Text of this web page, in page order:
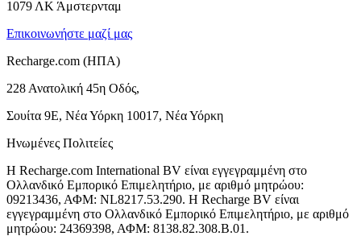
1079 ΛΚ Άμστερνταμ
Επικοινωνήστε μαζί μας
Recharge.com (ΗΠΑ)
228 Ανατολική 45η Οδός,
Σουίτα 9Ε, Νέα Υόρκη 10017, Νέα Υόρκη
Ηνωμένες Πολιτείες
Η Recharge.com International BV είναι εγγεγραμμένη στο
Ολλανδικό Εμπορικό Επιμελητήριο, με αριθμό μητρώου:
09213436, ΑΦΜ: NL8217.53.290. Η Recharge BV είναι
εγγεγραμμένη στο Ολλανδικό Εμπορικό Επιμελητήριο, με αριθμό
μητρώου: 24369398, ΑΦΜ: 8138.82.308.B.01.